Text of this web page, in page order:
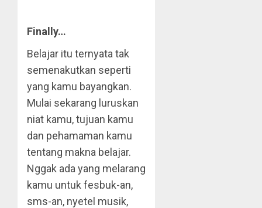
Finally…
Belajar itu ternyata tak
semenakutkan seperti
yang kamu bayangkan.
Mulai sekarang luruskan
niat kamu, tujuan kamu
dan pehamaman kamu
tentang makna belajar.
Nggak ada yang melarang
kamu untuk fesbuk-an,
sms-an, nyetel musik,